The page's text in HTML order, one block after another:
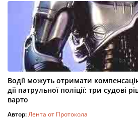
Водії можуть отримати
дії патрульної поліції: три судові
варто
Автор:Лента от Протокола